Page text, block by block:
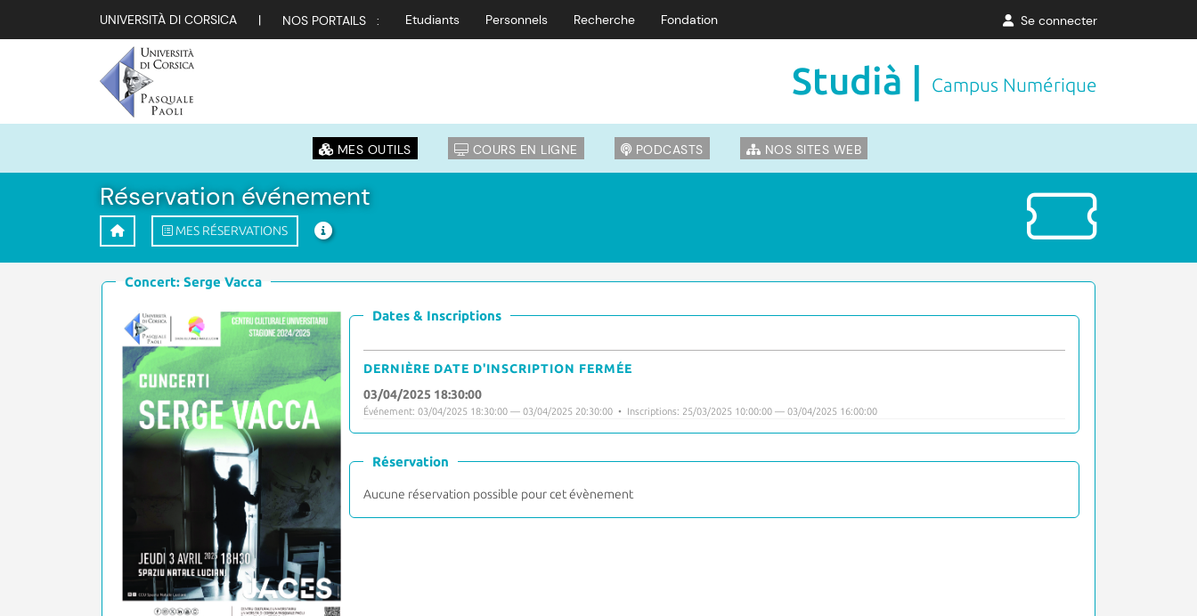
UNIVERSITÀ DI CORSICA | NOS PORTAILS : Etudiants Personnels Recherche Fondation Se connecter
Studià | Campus Numérique
MES OUTILS COURS EN LIGNE PODCASTS NOS SITES WEB
Réservation événement
MES RÉSERVATIONS
Concert: Serge Vacca
Dates & Inscriptions
DERNIÈRE DATE D'INSCRIPTION FERMÉE
03/04/2025 18:30:00
Événement: 03/04/2025 18:30:00 — 03/04/2025 20:30:00 • Inscriptions: 25/03/2025 10:00:00 — 03/04/2025 16:00:00
Réservation
Aucune réservation possible pour cet évènement